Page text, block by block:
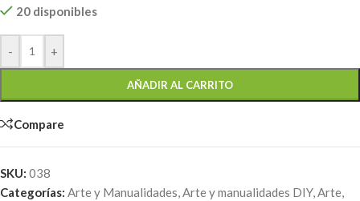
20 disponibles
- +
AÑADIR AL CARRITO
Compare
SKU: 038
Categorías: Arte y Manualidades,Arte y manualidades DIY,Arte,